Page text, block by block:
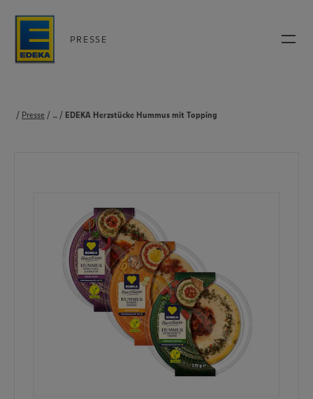
PRESSE
Presse Produkte
EDEKA Herzstücke Hummus mit Topping
...